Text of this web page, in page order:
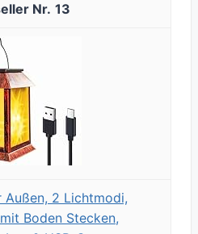
13
Außen, 2 Lichtmodi,
Boden Stecken,